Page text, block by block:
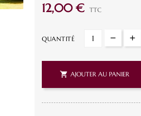
12,00 € TTC
QUANTITÉ
 AJOUTER AU PANIER